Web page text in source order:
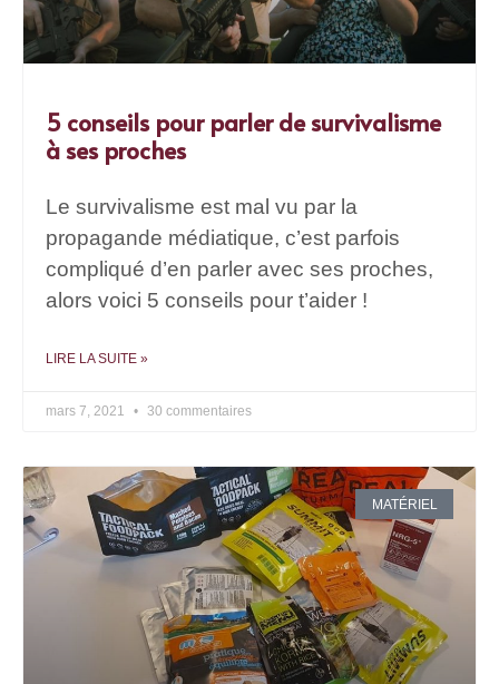
5 conseils pour parler de survivalisme
à ses proches
Le survivalisme est mal vu par la
propagande médiatique, c’est parfois
compliqué d’en parler avec ses proches,
alors voici 5 conseils pour t’aider !
LIRE LA SUITE »
mars 7, 2021 30 commentaires
MATÉRIEL